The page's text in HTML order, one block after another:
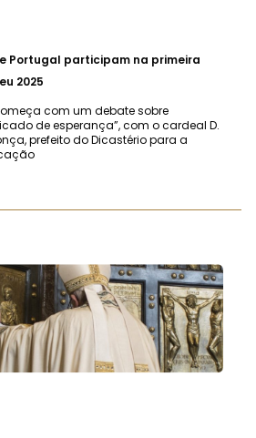
Portugal participam na primeira
2025
com um debate sobre
de esperança”, com o cardeal D.
prefeito do Dicastério para a